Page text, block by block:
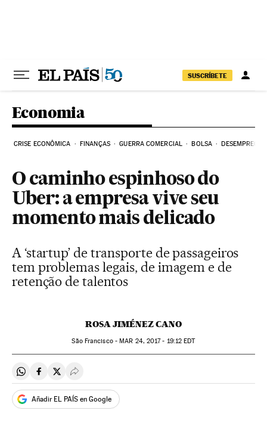
SUSCRÍBETE
Economia
CRISE ECONÔMICA FINANÇAS GUERRA COMERCIAL BOLSA DESEMPREGO
O caminho espinhoso do
Uber: a empresa vive seu
momento mais delicado
A ‘startup’ de transporte de passageiros
tem problemas legais, de imagem e de
retenção de talentos
ROSA JIMÉNEZ CANO
São Francisco -MAR 24, 2017 - 19:12 EDT
Compartir en Whatsapp
Compartir en Facebook
Compartir en Twitter
Desplegar Redes Sociales
Añadir EL PAÍS en Google